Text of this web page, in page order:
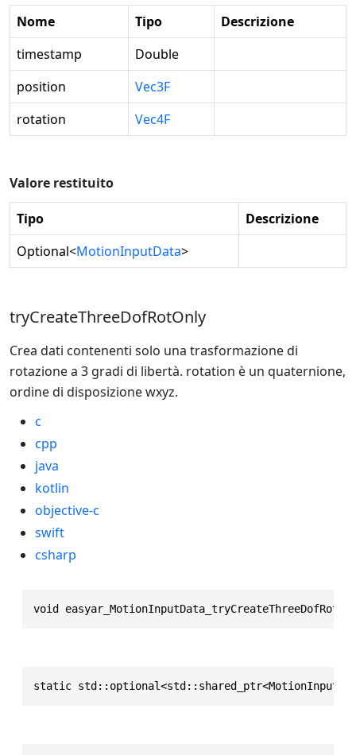
Nome Tipo
Descrizione
timestamp
Double
position
Vec3F
rotation
Vec4F
Valore restituito
Tipo
Descrizione
Optional<MotionInputData>
tryCreateThreeDofRotOnly
Crea dati contenenti solo una trasformazione di
rotazione a 3 gradi di libertà. rotation è un quaternione,
ordine di disposizione wxyz.
c
cpp
java
kotlin
objective-c
swift
csharp
void
static